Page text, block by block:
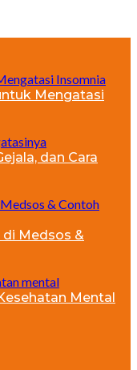
Mengatasi
dan Cara
Medsos &
Mental